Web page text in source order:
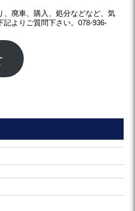
、廃車、購入、処分などなど、気
記よりご質問下さい。078-936-